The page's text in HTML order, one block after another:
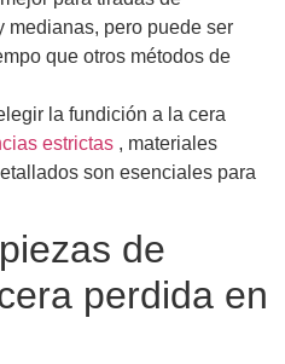
medianas, pero puede ser
que otros métodos de
la fundición a la cera
estrictas , materiales
son esenciales para
de
perdida en